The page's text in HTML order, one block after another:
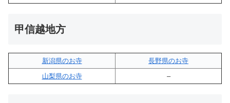
甲信越地方
新潟県のお寺
長野県のお寺
山梨県のお寺
–